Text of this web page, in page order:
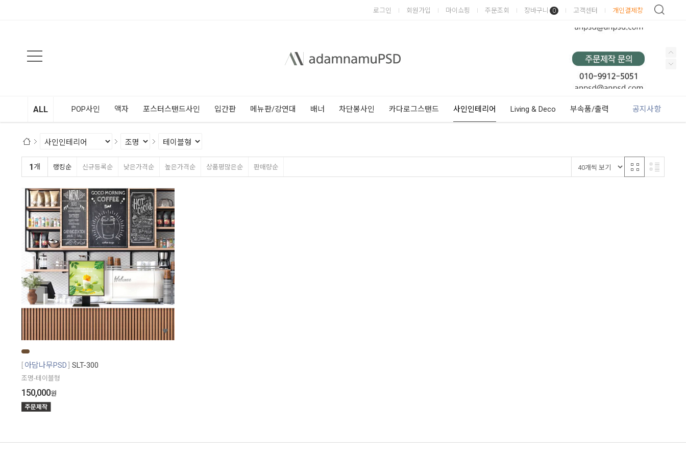
로그인 회원가입 마이쇼핑 주문조회 장바구니 0 고객센터 개인결제창
ALL POP사인 액자 포스터스탠드사인 입간판 메뉴판/강연대 배너 차단봉사인 카다로그스탠드 사인인테리어 Living & Deco 부속품/출력 공지사항
1개 랭킹순 신규등록순 낮은가격순 높은가격순 상품평많은순 판매량순
아담나무PSD SLT-300
조명-테이블형
150,000원